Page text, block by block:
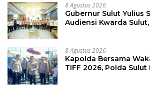
8 Agustus 2026
Gubernur Sulut Yulius
Audiensi Kwarda
8 Agustus 2026
Kapolda Bersama
TIFF 2026, Polda Sulut